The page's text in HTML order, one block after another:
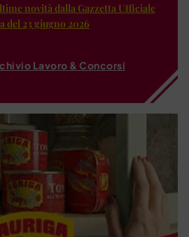
novità dalla Gazzetta Ufficiale
del 23 giugno 2026
Lavoro & Concorsi